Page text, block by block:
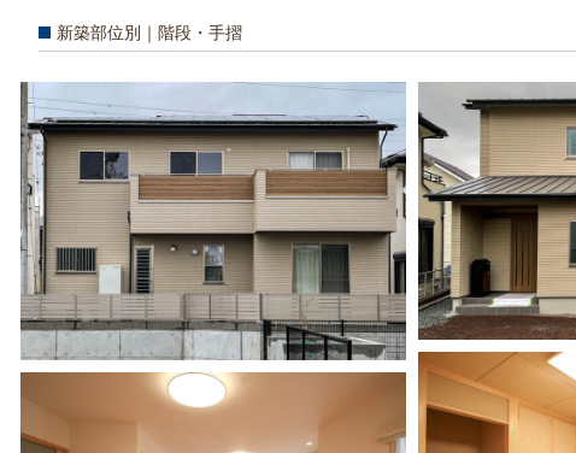
新築部位別｜階段・手摺